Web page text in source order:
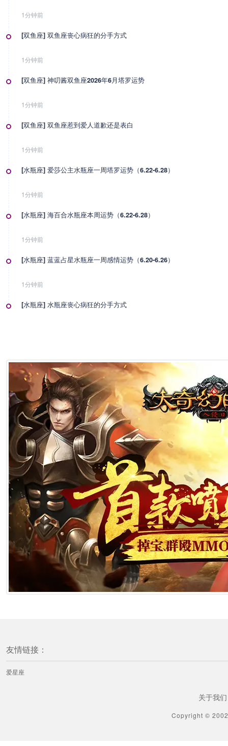
1分钟前
[双鱼座] 双鱼座丧心病狂的分手方式
1分钟前
[双鱼座] 神叨酱双鱼座2026年6月塔罗运势
1分钟前
[双鱼座] 双鱼座惹到爱人道歉还是表白
1分钟前
[水瓶座] 爱莎公主水瓶座一周塔罗运势（6.22-6.28）
1分钟前
[水瓶座] 海百合水瓶座本周运势（6.22-6.28）
1分钟前
[水瓶座] 蓝蓝占星水瓶座一周感情运势（6.20-6.26）
1分钟前
[水瓶座] 水瓶座丧心病狂的分手方式
1分钟前
[ 摩羯座] 爱莎公主摩羯座一周塔罗运势（6.22-6.28）
1分钟前
[ 摩羯座] 海百合摩羯座本周运势（6.22-6.28）
1分钟前
[ 摩羯座] 蓝蓝占星摩羯座一周感情运势（6.20-6.26）
1分钟前
[ 摩羯座] 摩羯座丧心病狂的分手方式
1分钟前
[ 摩羯座] 神叨酱摩羯座2026年6月塔罗运势
[射手座] 海百合射手座本周运势（6.22-6.28）
友情链接：
爱星座
关于我们
Copyright ©